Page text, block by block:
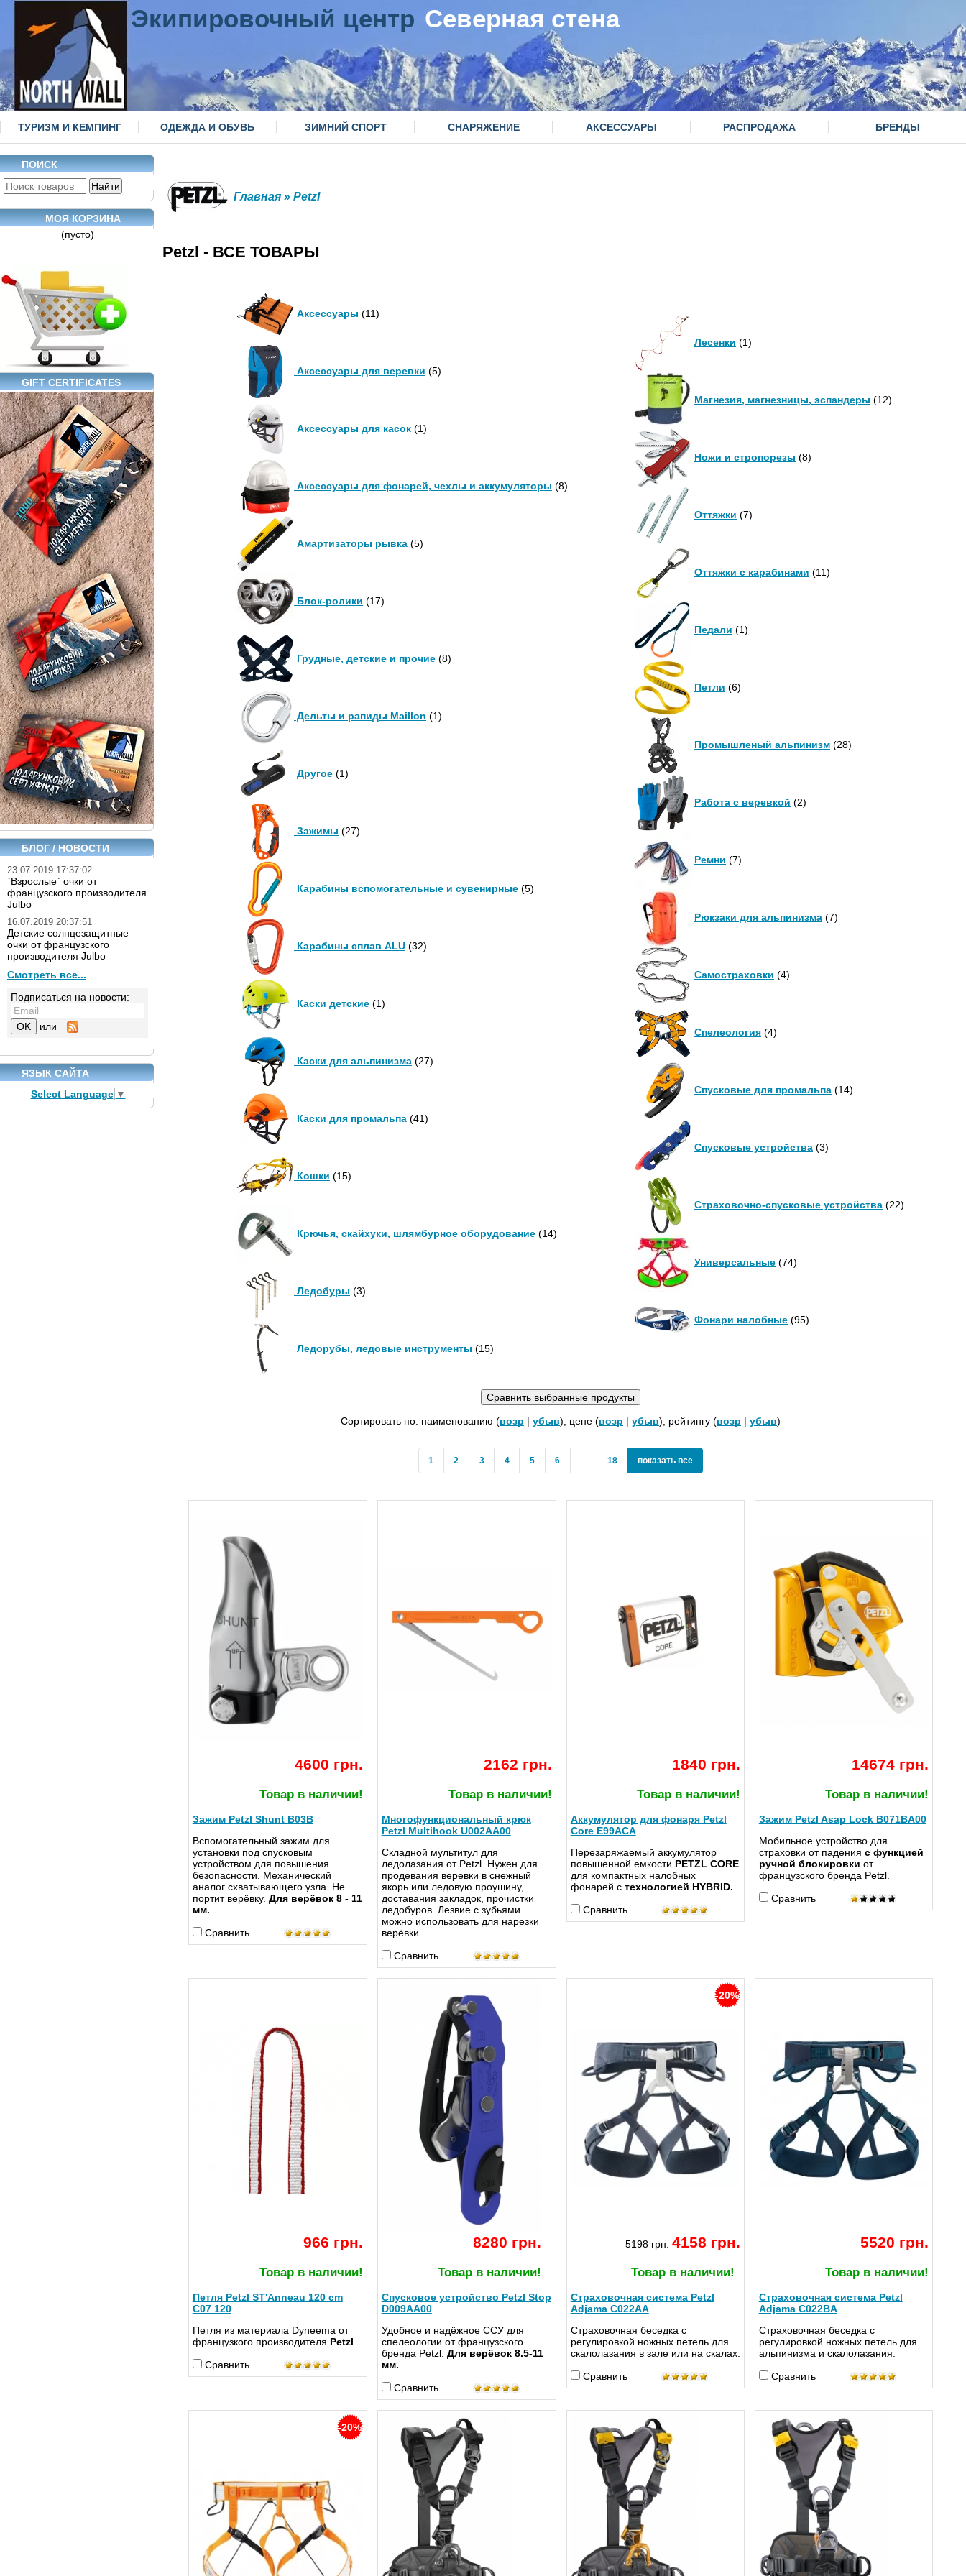
Экипировочный центр Северная стена
ТУРИЗМ И КЕМПИНГ ОДЕЖДА И ОБУВЬ ЗИМНИЙ СПОРТ СНАРЯЖЕНИЕ АКСЕССУАРЫ РАСПРОДАЖА БРЕНДЫ
ПОИСК
МОЯ КОРЗИНА
(пусто)
GIFT CERTIFICATES
БЛОГ / НОВОСТИ
23.07.2019 17:37:02
`Взрослые` очки от
французского производителя
Julbo
16.07.2019 20:37:51
Детские солнцезащитные
очки от французского
производителя Julbo
Смотреть все...
Подписаться на новости:
или
ЯЗЫК САЙТА
Select Language ▼
Главная » Petzl
Petzl - ВСЕ ТОВАРЫ
Аксессуары (11)
Аксессуары для веревки (5)
Аксессуары для касок (1)
Аксессуары для фонарей, чехлы и аккумуляторы (8)
Амартизаторы рывка (5)
Блок-ролики (17)
Грудные, детские и прочие (8)
Дельты и рапиды Maillon (1)
Другое (1)
Зажимы (27)
Карабины вспомогательные и сувенирные (5)
Карабины сплав ALU (32)
Каски детские (1)
Каски для альпинизма (27)
Каски для промальпа (41)
Кошки (15)
Крючья, скайхуки, шлямбурное оборудование (14)
Ледобуры (3)
Ледорубы, ледовые инструменты (15)
Лесенки (1)
Магнезия, магнезницы, эспандеры (12)
Ножи и стропорезы (8)
Оттяжки (7)
Оттяжки с карабинами (11)
Педали (1)
Петли (6)
Промышленый альпинизм (28)
Работа с веревкой (2)
Ремни (7)
Рюкзаки для альпинизма (7)
Самостраховки (4)
Спелеология (4)
Спусковые для промальпа (14)
Спусковые устройства (3)
Страховочно-спусковые устройства (22)
Универсальные (74)
Фонари налобные (95)
Сортировать по: наименованию (возр | убыв), цене (возр | убыв), рейтингу (возр | убыв)
1 2 3 4 5 6 18 показать всеshow
4600 грн.
Товар в наличии!
Зажим Petzl Shunt B03B
Вспомогательный зажим для
установки под спусковым
устройством для повышения
безопасности. Механический
аналог схватывающего узла. Не
портит верёвку. Для верёвок 8 - 11
мм.
Сравнить
2162 грн.
Товар в наличии!
Многофункциональный крюк
Petzl Multihook U002AA00
Складной мультитул для
ледолазания от Petzl. Нужен для
продевания веревки в снежный
якорь или ледовую проушину,
доставания закладок, прочистки
ледобуров. Лезвие с зубьями
можно использовать для нарезки
верёвки.
Сравнить
1840 грн.
Товар в наличии!
Аккумулятор для фонаря Petzl
Core E99ACA
Перезаряжаемый аккумулятор
повышенной емкости PETZL CORE
для компактных налобных
фонарей с технологией HYBRID.
Сравнить
14674 грн.
Товар в наличии!
Зажим Petzl Asap Lock B071BA00
Мобильное устройство для
страховки от падения с функцией
ручной блокировки от
французского бренда Petzl.
Сравнить
966 грн.
Товар в наличии!
Петля Petzl ST'Anneau 120 cm
C07 120
Петля из материала Dyneema от
французкого производителя Petzl
Сравнить
8280 грн.
Товар в наличии!
Спусковое устройство Petzl Stop
D009AA00
Удобное и надёжное ССУ для
спелеологии от французского
бренда Petzl. Для верёвок 8.5-11
мм.
Сравнить
-20%
5198 грн. 4158 грн.
Товар в наличии!
Страховочная система Petzl
Adjama C022AA
Страховочная беседка с
регулировкой ножных петель для
скалолазания в зале или на скалах.
Сравнить
5520 грн.
Товар в наличии!
Страховочная система Petzl
Adjama C022BA
Страховочная беседка с
регулировкой ножных петель для
альпинизма и скалолазания.
Сравнить
-20%